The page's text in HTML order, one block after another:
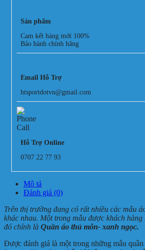
Sản phẩm
Cam kết hàng mới 100%
Bảo hành chính hãng
Email Hỗ Trợ
htsportdotvn@gmail.com
Hỗ Trợ Online
0707 22 77 93
Mô tả
Đánh giá (0)
Trên thị trường đang có rất nhiều các mẫu
khác nhau. Một trong mẫu được khách
đó chính là Quần áo thủ môn- xanh ngọc.
Được đánh giá là một trong những mẫu quần